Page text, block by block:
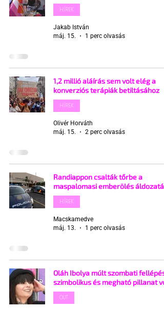
HÍREK
Jakab István
máj. 15.
1 perc olvasás
1,2 millió aláírás sem volt elég a
konverziós terápiák betiltásához
HÍREK
Olivér Horváth
máj. 15.
2 perc olvasás
Randiappon csalták tőrbe a
maspalomasi emberölés áldozatát
HÍREK
Macskamedve
máj. 13.
1 perc olvasás
Oláh Ibolya múlt szombati
szimbolikus és megható pillanat
OUT